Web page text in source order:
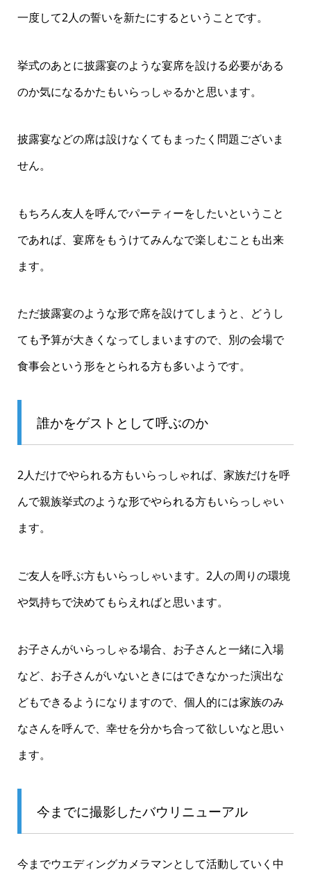
一度して2人の誓いを新たにするということです。
挙式のあとに披露宴のような宴席を設ける必要がある
のか気になるかたもいらっしゃるかと思います。
披露宴などの席は設けなくてもまったく問題ございま
せん。
もちろん友人を呼んでパーティーをしたいということ
であれば、宴席をもうけてみんなで楽しむことも出来
ます。
ただ披露宴のような形で席を設けてしまうと、どうし
ても予算が大きくなってしまいますので、別の会場で
食事会という形をとられる方も多いようです。
誰かをゲストとして呼ぶのか
2人だけでやられる方もいらっしゃれば、家族だけを呼
んで親族挙式のような形でやられる方もいらっしゃい
ます。
ご友人を呼ぶ方もいらっしゃいます。 2人の周りの環境
や気持ちで決めてもらえればと思います。
お子さんがいらっしゃる場合、お子さんと一緒に入場
など、お子さんがいないときにはできなかった演出な
どもできるようになりますので、個人的には家族のみ
なさんを呼んで、幸せを分かち合って欲しいなと思い
ます。
今までに撮影したバウリニューアル
今までウエディングカメラマンとして活動していく中